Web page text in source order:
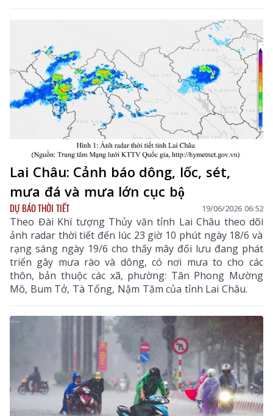
Lai Châu: Cảnh báo dông, lốc, sét,
mưa đá và mưa lớn cục bộ
DỰ BÁO THỜI TIẾT 19/06/2026 06:52
Theo Đài Khí tượng Thủy văn tỉnh Lai Châu theo dõi
ảnh radar thời tiết đến lúc 23 giờ 10 phút ngày 18/6 và
rạng sáng ngày 19/6 cho thấy mây đối lưu đang phát
triển gây mưa rào và dông, có nơi mưa to cho các
thôn, bản thuộc các xã, phường: Tân Phong Mường
Mô, Bum Tở, Tà Tổng, Nậm Tăm của tỉnh Lai Châu.